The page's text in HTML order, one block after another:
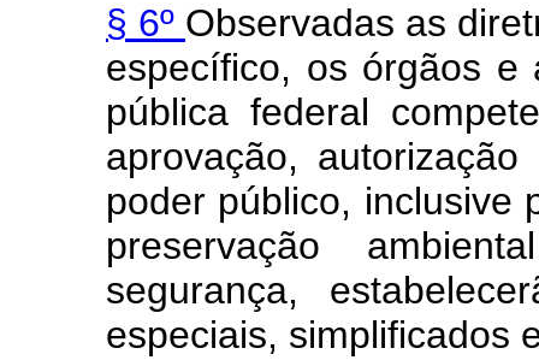
§ 6º Observadas as
específico, os órgãos e
pública federal
aprovação,
poder público, inclusive
preservação
segurança,
especiais, simplificados